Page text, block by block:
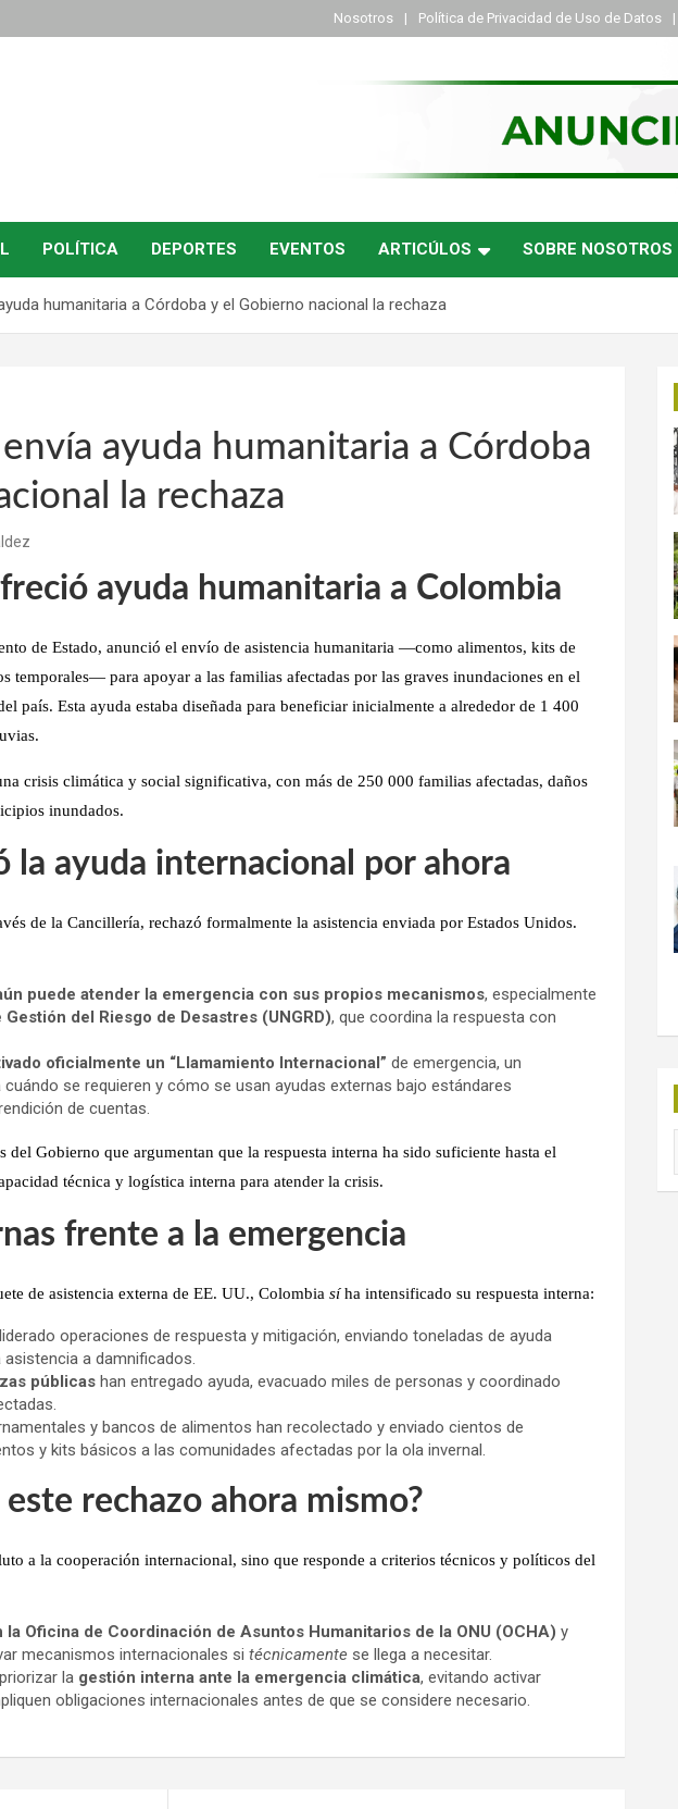
Nosotros Política de Privacidad de Uso de Datos
POLÍTICA DEPORTES EVENTOS ARTICÚLOS SOBRE NOSOTROS
humanitaria a Córdoba y el Gobierno nacional la rechaza
ayuda humanitaria a Córdoba
la rechaza
ayuda humanitaria a Colombia
de Estado, anunció el envío de asistencia humanitaria —como alimentos, kits de
temporales— para apoyar a las familias afectadas por las graves inundaciones en el
país. Esta ayuda estaba diseñada para beneficiar inicialmente a alrededor de 1 400
.
crisis climática y social significativa, con más de 250 000 familias afectadas, daños
inundados.
la ayuda internacional por ahora
de la Cancillería, rechazó formalmente la asistencia enviada por Estados Unidos.
puede atender la emergencia con sus propios mecanismos, especialmente
del Riesgo de Desastres (UNGRD), que coordina la respuesta con
oficialmente un “Llamamiento Internacional” de emergencia, un
se requieren y cómo se usan ayudas externas bajo estándares
de cuentas.
del Gobierno que argumentan que la respuesta interna ha sido suficiente hasta el
técnica y logística interna para atender la crisis.
frente a la emergencia
de asistencia externa de EE. UU., Colombia síha intensificado su respuesta interna:
operaciones de respuesta y mitigación, enviando toneladas de ayuda
a damnificados.
públicas han entregado ayuda, evacuado miles de personas y coordinado
y bancos de alimentos han recolectado y enviado cientos de
y kits básicos a las comunidades afectadas por la ola invernal.
rechazo ahora mismo?
a la cooperación internacional, sino que responde a criterios técnicos y políticos del
Oficina de Coordinación de Asuntos Humanitarios de la ONU (OCHA) y
mecanismos internacionales si técnicamente se llega a necesitar.
la gestión interna ante la emergencia climática, evitando activar
obligaciones internacionales antes de que se considere necesario.